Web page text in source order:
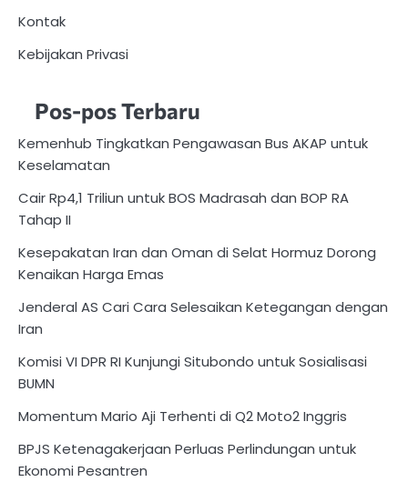
Kontak
Kebijakan Privasi
Pos-pos Terbaru
Kemenhub Tingkatkan Pengawasan Bus AKAP untuk
Keselamatan
Cair Rp4,1 Triliun untuk BOS Madrasah dan BOP RA
Tahap II
Kesepakatan Iran dan Oman di Selat Hormuz Dorong
Kenaikan Harga Emas
Jenderal AS Cari Cara Selesaikan Ketegangan dengan
Iran
Komisi VI DPR RI Kunjungi Situbondo untuk Sosialisasi
BUMN
Momentum Mario Aji Terhenti di Q2 Moto2 Inggris
BPJS Ketenagakerjaan Perluas Perlindungan untuk
Ekonomi Pesantren